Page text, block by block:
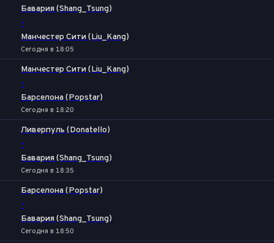
Бавария (Shang_Tsung)
-
Манчестер Сити (Liu_Kang)
Сегодня в 18:05
Манчестер Сити (Liu_Kang)
-
Барселона (Popstar)
Сегодня в 18:20
Ливерпуль (Donatello)
-
Бавария (Shang_Tsung)
Сегодня в 18:35
Барселона (Popstar)
-
Бавария (Shang_Tsung)
Сегодня в 18:50